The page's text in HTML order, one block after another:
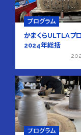
プログラム
かまくらULTLAプ
2024年総括
プログラム